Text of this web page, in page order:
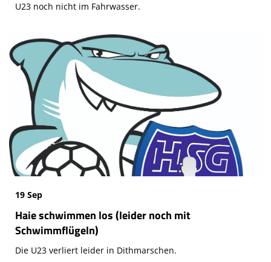
U23 noch nicht im Fahrwasser.
19 Sep
Haie schwimmen los (leider noch mit
Schwimmflügeln)
Die U23 verliert leider in Dithmarschen.